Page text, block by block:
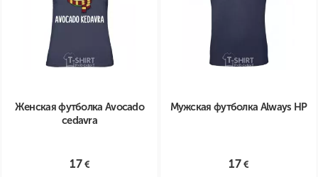
Женская футболка Аvocado
cedavra
17
Мужская футболка Always HP
17